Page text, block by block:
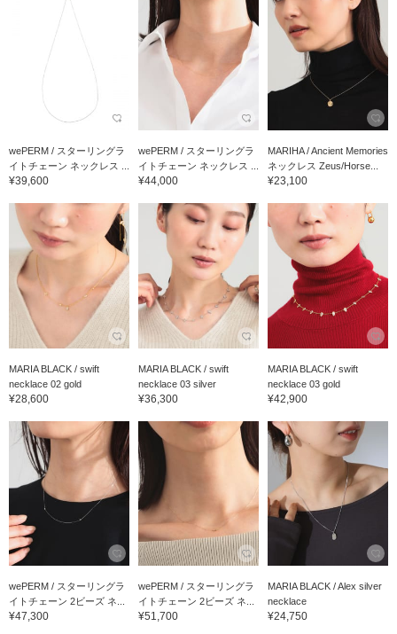
wePERM / スターリングラ
イトチェーン ネックレス ...
¥39,600
wePERM / スターリングラ
イトチェーン ネックレス ...
¥44,000
MARIHA / Ancient Memories
ネックレス Zeus/Horse...
¥23,100
MARIA BLACK / swift
necklace 02 gold
¥28,600
MARIA BLACK / swift
necklace 03 silver
¥36,300
MARIA BLACK / swift
necklace 03 gold
¥42,900
wePERM / スターリングラ
イトチェーン 2ビーズ ネ...
¥47,300
wePERM / スターリングラ
イトチェーン 2ビーズ ネ...
¥51,700
MARIA BLACK / Alex silver
necklace
¥24,750